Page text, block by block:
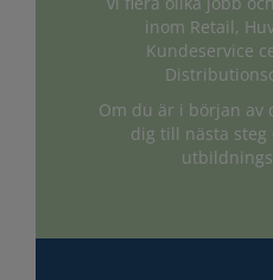
inom Retail,
Kundeservice
Om du är i början av
dig till nästa